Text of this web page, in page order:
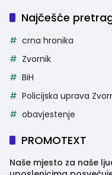
Najčešće
crna hronika
Zvornik
BiH
Policijska uprava
obavjestenje
PROMOTEXT
Naše mjesto za naše